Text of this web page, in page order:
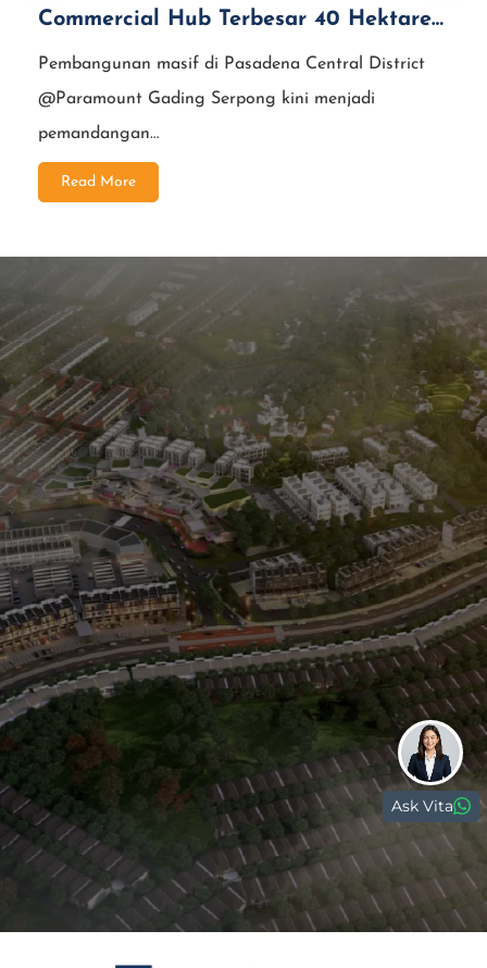
Commercial Hub Terbesar 40 Hektare
di Jantung Kota Gading Serpong
Pembangunan masif di Pasadena Central District
@Paramount Gading Serpong kini menjadi
pemandangan…
Read More
Paramount Gading Serpong
Paramount Petals
Paramount Village Semarang
0811 1891 999
(021) 5420 0999
digitalcare@paramount-land.com
Paramount Plaza
Jl. Gading Serpong Boulevard Kav. 1
Gading Serpong, Tangerang, 15810
Ask Vita